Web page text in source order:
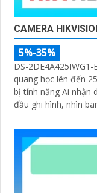
CAMERA
5%-35%
DS-
quang học lên đến
bị tính năng Ai nhận
đầu ghi hình, nhìn